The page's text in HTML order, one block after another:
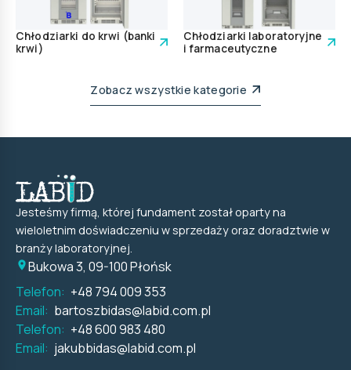
Chłodziarki do krwi (banki
krwi)
Chłodziarki laboratoryjne
i farmaceutyczne
Zobacz wszystkie kategorie
Jesteśmy firmą, której fundament został oparty na
wieloletnim doświadczeniu w sprzedaży oraz doradztwie w
branży laboratoryjnej.
Bukowa 3, 09-100 Płońsk
Telefon: +48 794 009 353
Email: bartoszbidas@labid.com.pl
Telefon: +48 600 983 480
Email: jakubbidas@labid.com.pl